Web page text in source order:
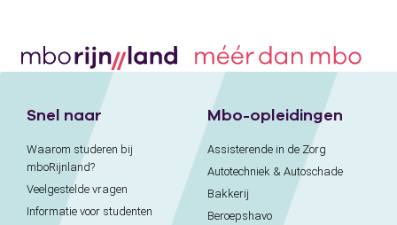
Snel naar
Waarom studeren bij
mboRijnland?
Veelgestelde vragen
Informatie voor studenten
Mbo-opleidingen
Assisterende in de Zorg
Autotechniek & Autoschade
Bakkerij
Beroepshavo